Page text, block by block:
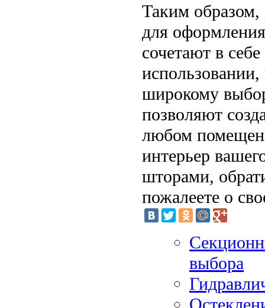
Таким
для
сочетают в
широкому
позволяют
любом
интерьер
шторами,
пожалеете о
выбора